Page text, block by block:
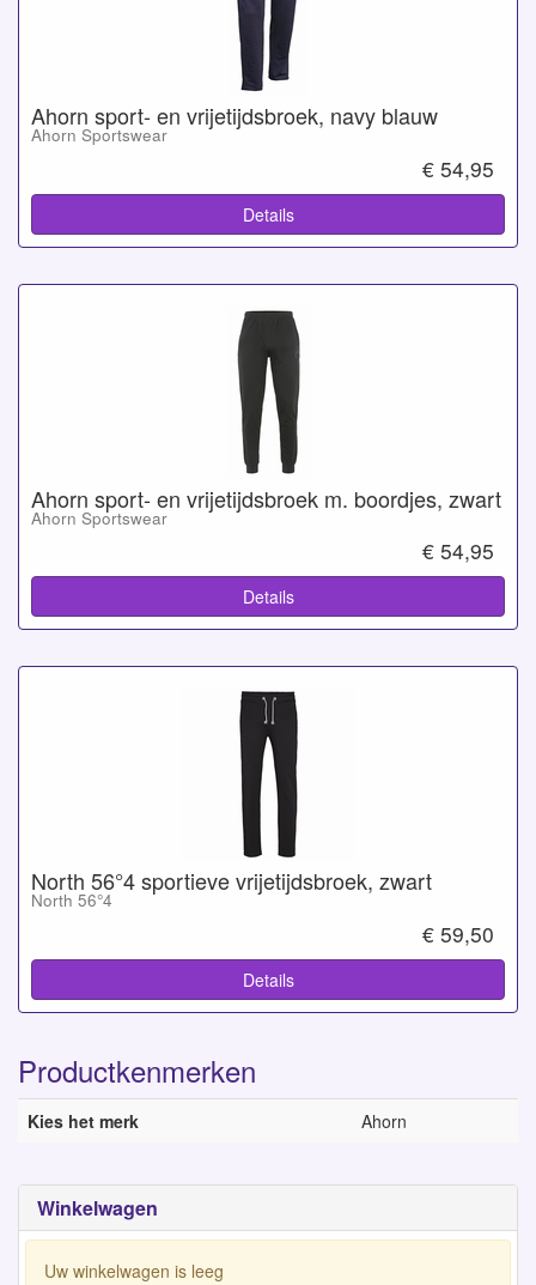
Winkelwagen
Uw winkelwagen is leeg
Ahorn sport- en vrijetijdsbroek, navy blauw
Ahorn Sportswear
€ 54,95
Details
Ahorn sport- en vrijetijdsbroek m. boordjes, zwart
Ahorn Sportswear
€ 54,95
Details
North 56°4 sportieve vrijetijdsbroek, zwart
North 56°4
€ 59,50
Details
Productkenmerken
Kies het merk Ahorn